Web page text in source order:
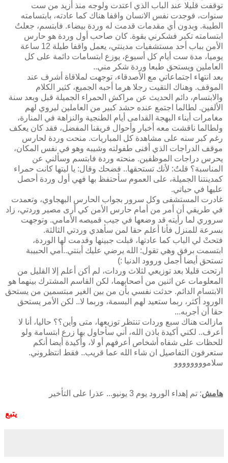
توقفت قليلا عند الباب الذي اعتدت ولوجه منذ أزيد من ست
سنوات، فوجدت نفس الانسان واقفا هناك كما عادته، بابتسامته
الطيبة. وبدون أي مقدمات قدمت له وردة بيضاء. فابتسم، جعلتُ
ابتسامته تكبر فشكرني بقوة. كان صاحب أول وردة هو حارس
الأمن بباب أحد مستشفيات مدينتي، يعمل واقفا طيلة 12 ساعة
يوميا، مدة ست أيام كل أسبوع، يوزع ابتسامات دائمة على كل
العاملين ويستحق طبعا وردة شكر مني..
بعد انتهاء اجتماعاتي مع الأصدقاء، توجهت لملاقاة أشرف عند
الموقف. وهناك التقيت رجلا هرما أحبه الجميع، كثير الكلام
والابتسام، دائم الحديث عن مراكش الحمراء الجميلة قبل وبعد سنة
الألفين. لطالما اجتمع عنده حشد كبير من العاملين ليروي لهم
مغامرات أبناء البهجة القدامى أيام الطنجية والنزاهة في المنارة،
ولطالما ناقشت معه أخبار وأحوال فريقنا المفضل، فقد كان يعكف
رغم كبر سنه على مشاهدة كل المباريات. منحت وردة لحارس
موقف الدراجات الذي أفنى طفولته وشيبه وهو في نفس المكان،
يحرس دراجات الموظفين. منحته وردة فابتسم وسألني عن
المناسبة؟ قلتُ: لأنك تستحقها.. فضحك وقال: يا ليتها كانت حمراء
كمدينتنا الجميلة، على العموم سأحتفظ بها فهي أول وردة أحصل
عليها في حياتي.
غادرت المستشفى وكل سرور بجواب الحارس البهجاوي، وتعمدت
في طريقي أن أمر من أمام حارس الأمن كي أرى مصير وردتي، زاد
سروري لما رأيته قد وضعها في جيب قميصه الأمامي. وتوجهت
بسرعة للمنزل فأنا أعلم حقا لمن سأهدي وردتي الثالثة.
فتحتْ لي الباب كما عادتها، قبلت جبينها وقدمت لها الوردة،
ابتسمت برفق وهي تقول: الله يرضي عليك أبنتي..أمي الحبيبة
تستحق أيضا أجمل وروود الدنيا :)
ارتحت قليلا بعد توزيعي لثلاث وردات، لم أكن أعلم إلا القليل من
المعلومات عن اثنين من أصحابهما، لكن القاسم المشترك بينهما هو
الابتسام الدائم. حدثت نفسي بأن من بين الغير مبتسمين من يستحق
الورود أكثر، ربما ستعيد لهم البسمة، وربما لا.. لكن الأمر يستحق
حقا أن أجربه...
مازالت هناك سبع وردات تنتظر توزيعها، متى وأين؟؟ حاليا، أنا لا
أعرف.. لكني أكيدة باذن الله، أني سأحاول بها زرع ابتسامة ولو
للحظات على شفاه أشخاص أعرفهم أو لا، وأكيدة أيضا أنكم
ستعرفون التفاصيل ان شاء الله عما قريب.. فقط انتظروني.
سلاموووووووو
هامش: تم إهداء الورود يوم 3 يونيو... عذرا على التأخير
يتبع